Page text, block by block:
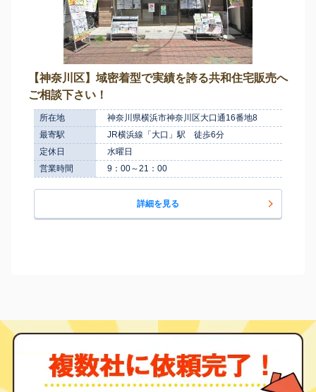
【神奈川区】域密着型で実績を誇る共和住宅販売へ
ご相談下さい！
所在地
神奈川県横浜市神奈川区大口通16番地8
最寄駅
JR横浜線「大口」駅 徒歩6分
定休日
水曜日
営業時間
9：00～21：00
詳細を見る